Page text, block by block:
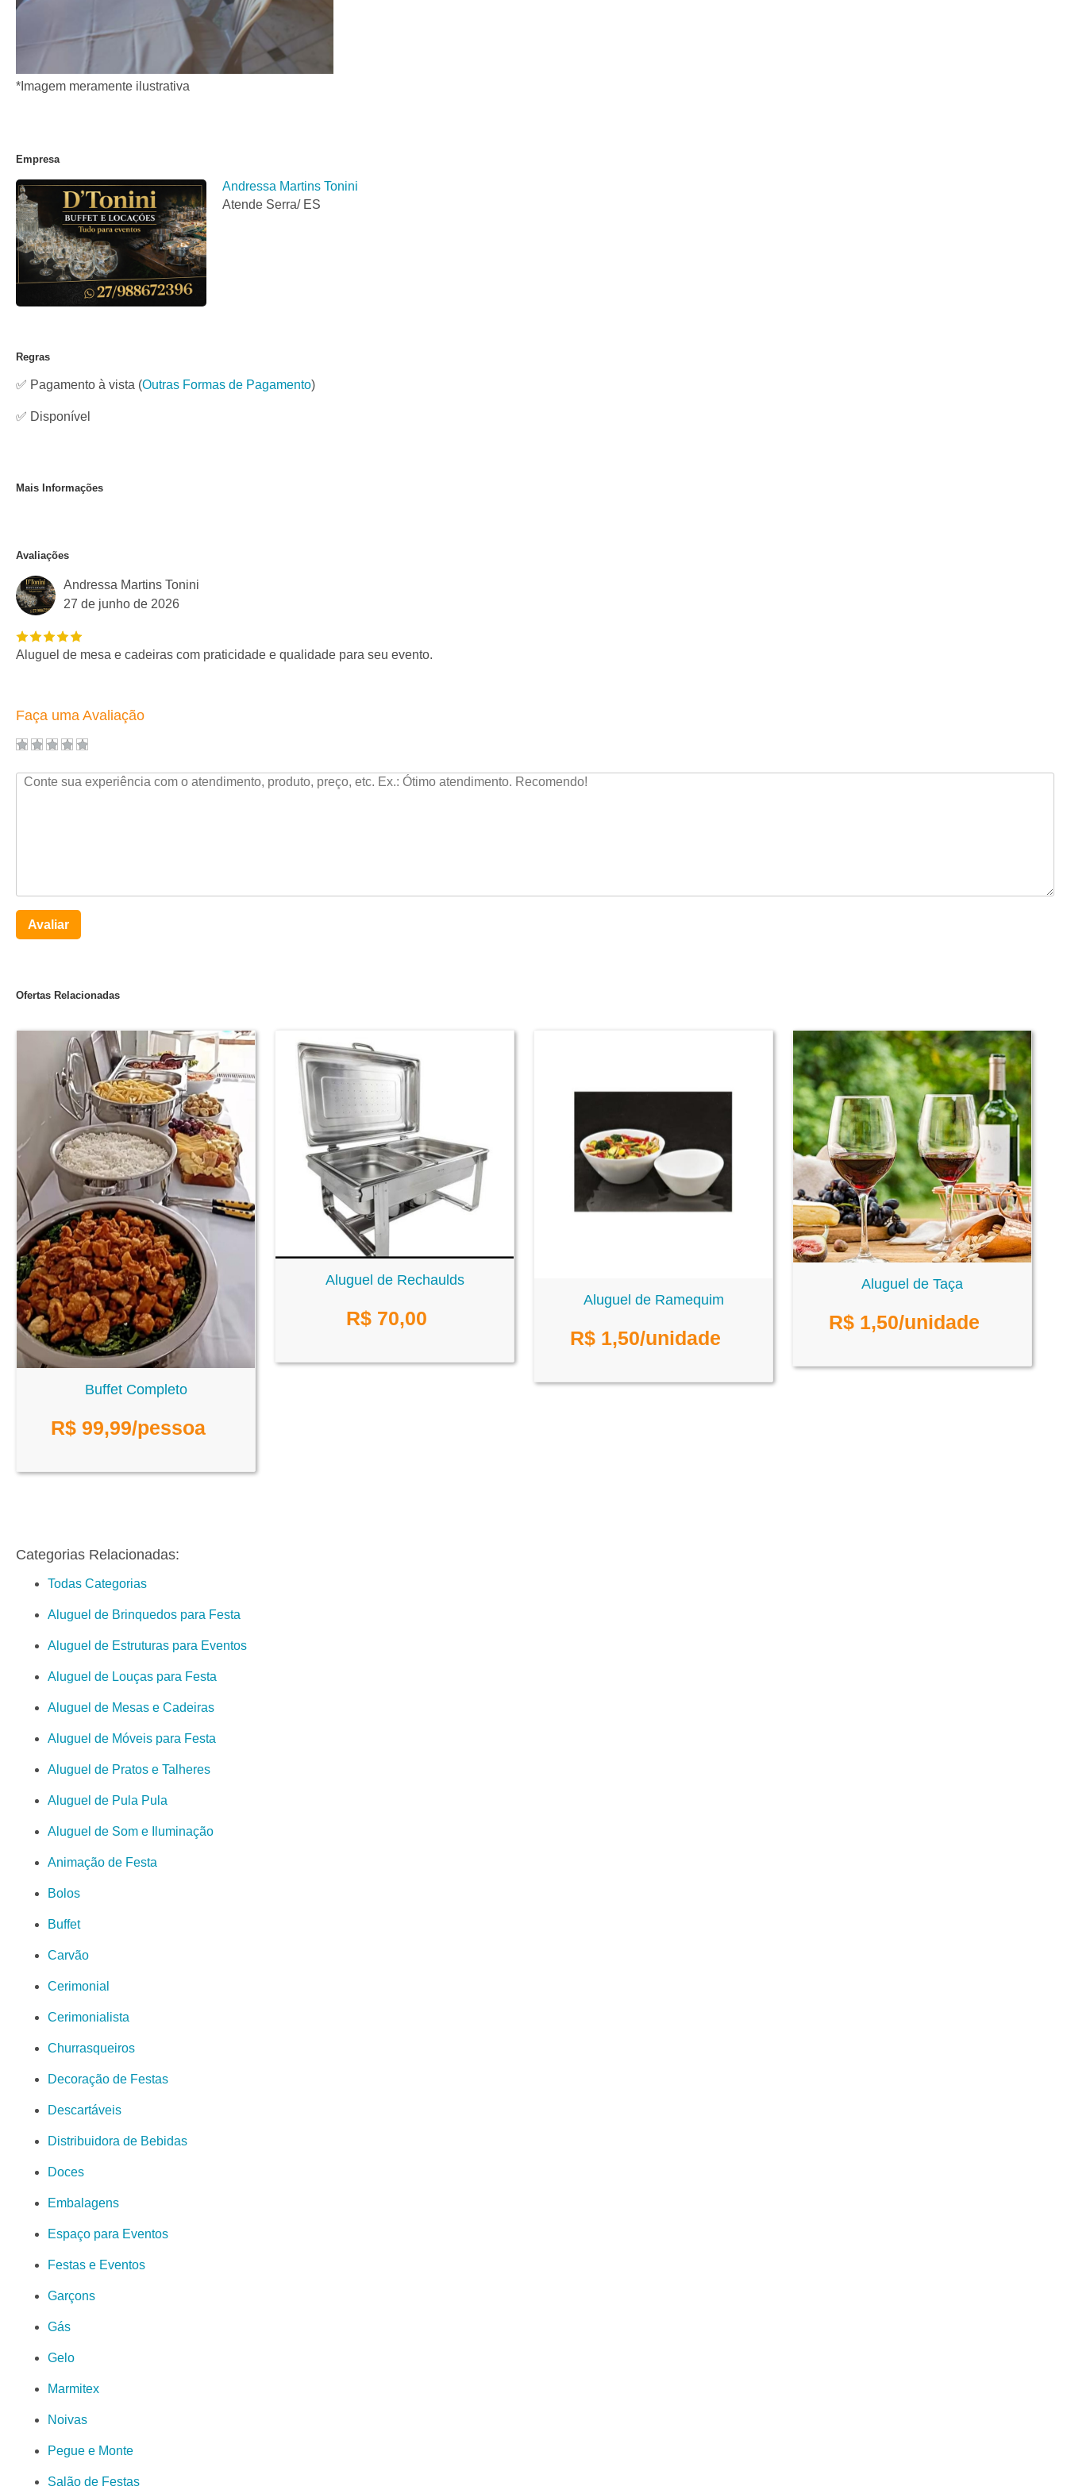
*Imagem meramente ilustrativa
Empresa
Andressa Martins Tonini
Atende Serra/ ES
Regras
✅ Pagamento à vista (Outras Formas de Pagamento)
✅ Disponível
Mais Informações
Avaliações
Andressa Martins Tonini
27 de junho de 2026
Aluguel de mesa e cadeiras com praticidade e qualidade para seu evento.
Faça uma Avaliação
Avaliar
Ofertas Relacionadas
Buffet Completo
R$ 99,99/pessoa
Aluguel de Rechaulds
R$ 70,00
Aluguel de Ramequim
R$ 1,50/unidade
Aluguel de Taça
R$ 1,50/unidade
Categorias Relacionadas:
Todas Categorias
Aluguel de Brinquedos para Festa
Aluguel de Estruturas para Eventos
Aluguel de Louças para Festa
Aluguel de Mesas e Cadeiras
Aluguel de Móveis para Festa
Aluguel de Pratos e Talheres
Aluguel de Pula Pula
Aluguel de Som e Iluminação
Animação de Festa
Bolos
Buffet
Carvão
Cerimonial
Cerimonialista
Churrasqueiros
Decoração de Festas
Descartáveis
Distribuidora de Bebidas
Doces
Embalagens
Espaço para Eventos
Festas e Eventos
Garçons
Gás
Gelo
Marmitex
Noivas
Pegue e Monte
Salão de Festas